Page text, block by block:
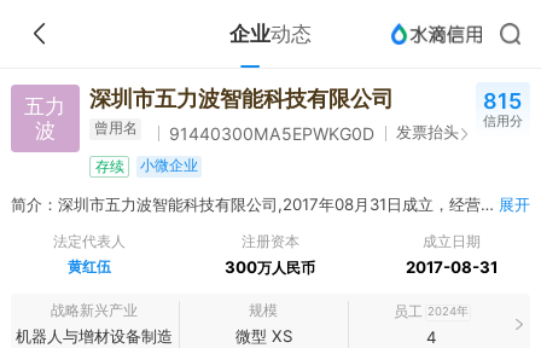
企业动态
五力
波
深圳市五力波智能科技有限公司
曾用名 91440300MA5EPWKG0D 发票抬头
存续 小微企业
815
信用分
简介：深圳市五力波智能科技有限公司,2017年08月31日成立，经营范围包括一般经营项目：工业自动化系统软件、非标自动化设备、自动化设备以及零部件、工业机器人、机器视觉检测系统、电子产品的研发和销售；光学元器件、显示屏光学玻璃、光学材料、电子玻璃、玻璃制品研发、加工及贸易；节能环保技术转让；经营进出口业务；国内贸易。（法律、行政法规、国务院决定禁止的项目除外，限制的项目须取得许可后方可经营）。非居住房地产租赁。财务咨询。（除依法须经批准的项目外，凭营业执照依法自主开展经营活动）许可经营项目：环保设备、节能设备及其配件、节能材料中央制冷设备与净化制冷机电设备的研发与销售；环保设备、节能设备及其配件、节能环保材料、中央制冷设备与净化制冷机电设备、医疗设备的生产；医疗设备的销售；环保评估，节能环保项目改造；承接环保工程施工。物业管理。（依法须经批准的项目，经相关部门批准后方可开展经营活动，具体经营项目以相关部门批准文件或许可证件为准） 展开
法定代表人
黄红伍
注册资本
300万人民币
成立日期
2017-08-31
战略新兴产业
机器人与增材设备制造
规模
微型 XS
员工 2024年
4